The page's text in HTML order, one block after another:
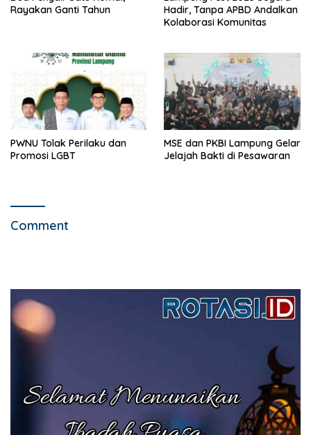
Rayakan Ganti Tahun
Hadir, Tanpa APBD Andalkan
Kolaborasi Komunitas
PWNU Tolak Perilaku dan
Promosi LGBT
MSE dan PKBI Lampung Gelar
Jelajah Bakti di Pesawaran
Comment